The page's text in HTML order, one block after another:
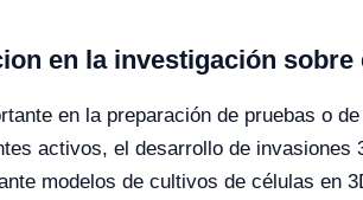
en la investigación sobre
en la preparación de pruebas o
activos, el desarrollo de
modelos de cultivos de células en